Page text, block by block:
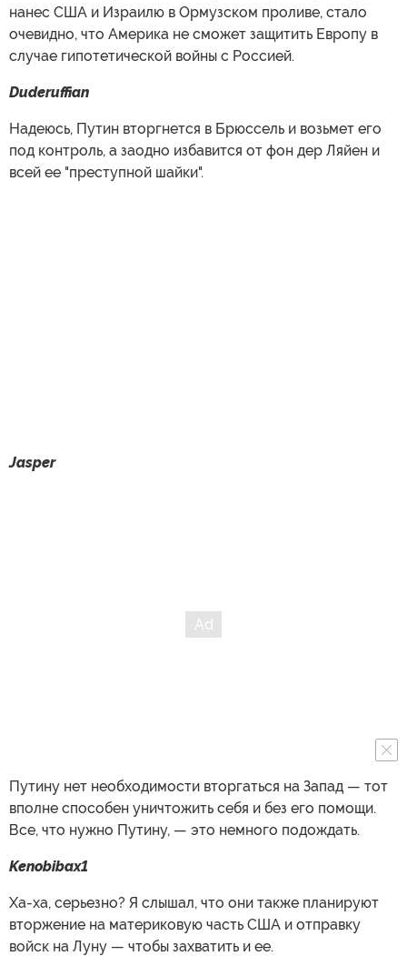
нанес США и Израилю в Ормузском проливе, стало
очевидно, что Америка не сможет защитить Европу в
случае гипотетической войны с Россией.
Duderuffian
Надеюсь, Путин вторгнется в Брюссель и возьмет его
под контроль, а заодно избавится от фон дер Ляйен и
всей ее "преступной шайки".
Jasper
Путину нет необходимости вторгаться на Запад — тот
вполне способен уничтожить себя и без его помощи.
Все, что нужно Путину, — это немного подождать.
Kenobibax1
Ха-ха, серьезно? Я слышал, что они также планируют
вторжение на материковую часть США и отправку
войск на Луну — чтобы захватить и ее.